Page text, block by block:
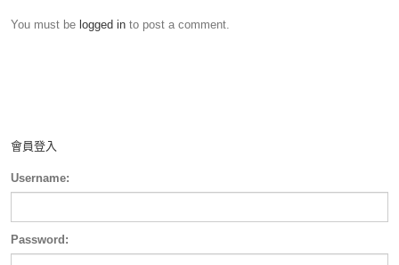
You must be logged in to post a comment.
會員登入
Username:
Password: